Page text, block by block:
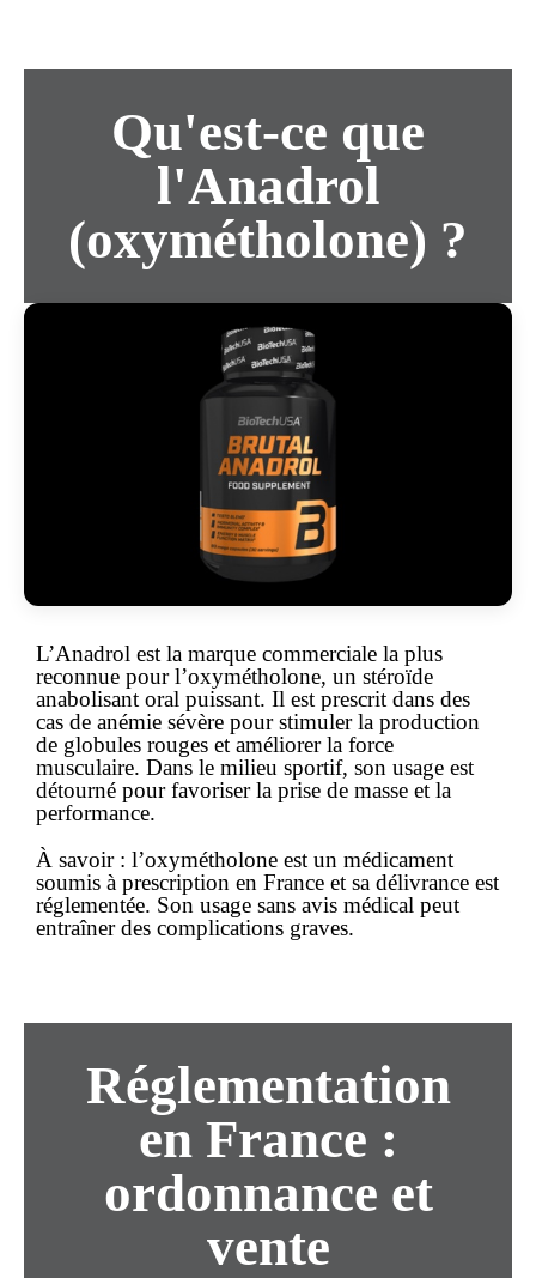
Qu'est-ce que
l'Anadrol
(oxymétholone) ?
L’Anadrol est la marque commerciale la plus
reconnue pour l’oxymétholone, un stéroïde
anabolisant oral puissant. Il est prescrit dans des
cas de anémie sévère pour stimuler la production
de globules rouges et améliorer la force
musculaire. Dans le milieu sportif, son usage est
détourné pour favoriser la prise de masse et la
performance.
À savoir : l’oxymétholone est un médicament
soumis à prescription en France et sa délivrance est
réglementée. Son usage sans avis médical peut
entraîner des complications graves.
Réglementation
en France :
ordonnance et
vente